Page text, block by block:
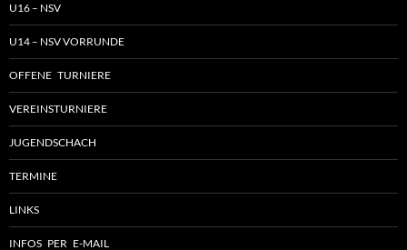
U16 – NSV
U14 – NSV VORRUNDE
OFFENE TURNIERE
VEREINSTURNIERE
JUGENDSCHACH
TERMINE
LINKS
INFOS PER E-MAIL